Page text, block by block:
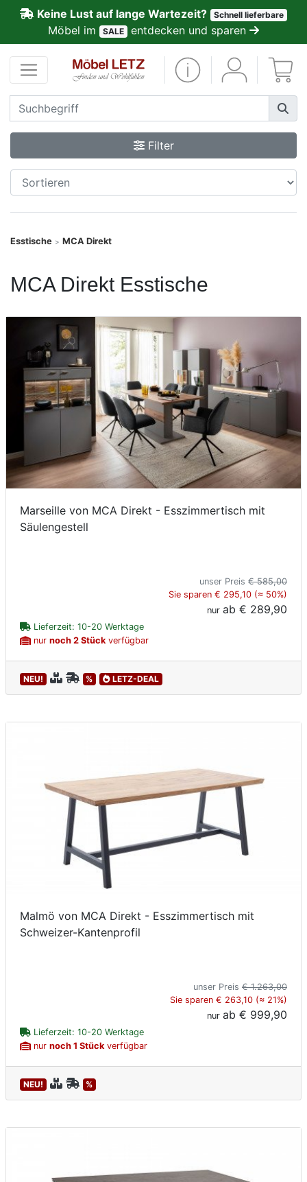
Keine Lust auf lange Wartezeit? Schnell lieferbare
Möbel im SALE entdecken und sparen
Filter
Esstische > MCA Direkt
MCA Direkt Esstische
Marseille von MCA Direkt - Esszimmertisch mit
Säulengestell
unser Preis € 585,00
Sie sparen € 295,10 (≈ 50%)
nur ab € 289,90
Lieferzeit: 10-20 Werktage
nur noch 2 Stückverfügbar
NEU! % LETZ-DEAL
Malmö von MCA Direkt - Esszimmertisch mit
Schweizer-Kantenprofil
unser Preis € 1.263,00
Sie sparen € 263,10 (≈ 21%)
nur ab € 999,90
Lieferzeit: 10-20 Werktage
nur noch 1 Stückverfügbar
NEU! %
Kundenmeinungen
Anmelden
PREMIUM
Schnell
lieferbar
SALE
Möbel-
0%
Finanzierung
Markenwelt
Deals